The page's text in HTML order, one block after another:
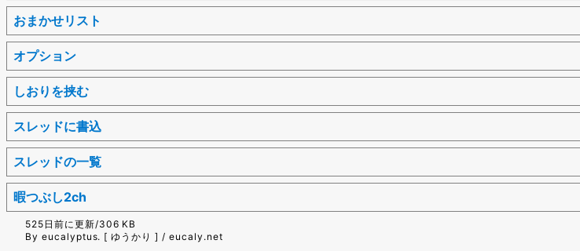
おまかせリスト
オプション
しおりを挟む
スレッドに書込
スレッドの一覧
暇つぶし2ch
525日前に更新/306 KB
By eucalyptus. [ ゆうかり ] / eucaly.net